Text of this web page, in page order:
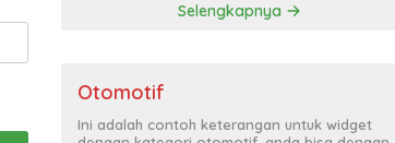
Selengkapnya
Otomotif
Ini adalah contoh keterangan untuk widget